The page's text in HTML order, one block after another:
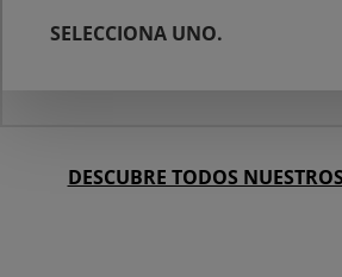
SELECCIONA UNO.
DESCUBRE TODOS